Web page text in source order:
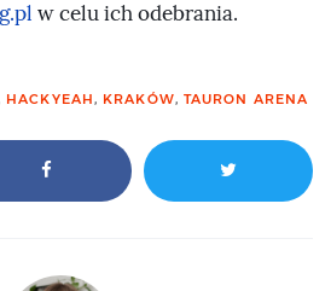
w celu ich odebrania.
HACKYEAH, KRAKÓW, TAURON ARENA